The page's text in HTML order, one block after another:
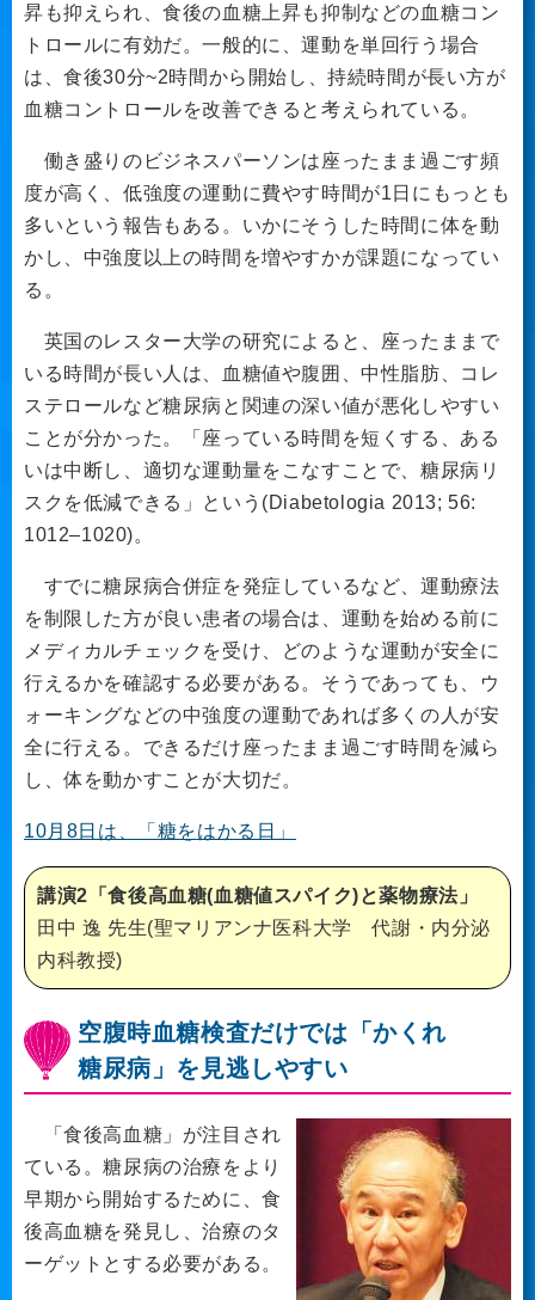
昇も抑えられ、食後の血糖上昇も抑制などの血糖コン
トロールに有効だ。一般的に、運動を単回行う場合
は、食後30分~2時間から開始し、持続時間が長い方が
血糖コントロールを改善できると考えられている。
働き盛りのビジネスパーソンは座ったまま過ごす頻
度が高く、低強度の運動に費やす時間が1日にもっとも
多いという報告もある。いかにそうした時間に体を動
かし、中強度以上の時間を増やすかが課題になってい
る。
英国のレスター大学の研究によると、座ったままで
いる時間が長い人は、血糖値や腹囲、中性脂肪、コレ
ステロールなど糖尿病と関連の深い値が悪化しやすい
ことが分かった。「座っている時間を短くする、ある
いは中断し、適切な運動量をこなすことで、糖尿病リ
スクを低減できる」という(Diabetologia 2013; 56:
1012–1020)。
すでに糖尿病合併症を発症しているなど、運動療法
を制限した方が良い患者の場合は、運動を始める前に
メディカルチェックを受け、どのような運動が安全に
行えるかを確認する必要がある。そうであっても、ウ
ォーキングなどの中強度の運動であれば多くの人が安
全に行える。できるだけ座ったまま過ごす時間を減ら
し、体を動かすことが大切だ。
10月8日は、「糖をはかる日」
講演2「食後高血糖(血糖値スパイク)と薬物療法」
田中 逸 先生(聖マリアンナ医科大学 代謝・内分泌
内科教授)
空腹時血糖検査だけでは「かくれ
糖尿病」を見逃しやすい
「食後高血糖」が注目され
ている。糖尿病の治療をより
早期から開始するために、食
後高血糖を発見し、治療のタ
ーゲットとする必要がある。